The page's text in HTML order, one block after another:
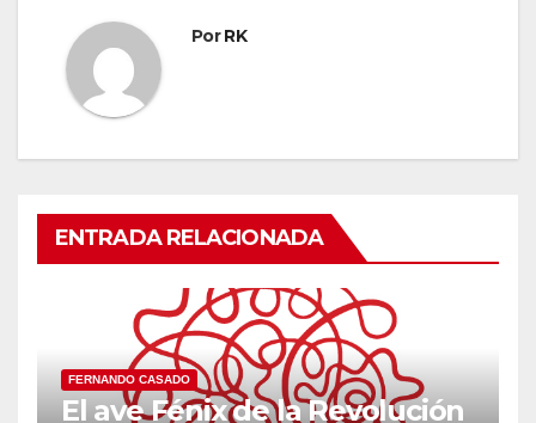
PorRK
ENTRADA RELACIONADA
FERNANDO CASADO
El ave Fénix de la Revolución